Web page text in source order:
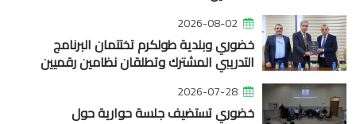
2026-08-02
خضوري وبلدية طولكرم تختتمان البرنامج
التدريبي المشترك وتطلقان نظامين رقميين
2026-07-28
خضوري تستضيف جلسة حوارية حول